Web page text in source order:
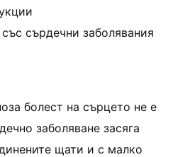
сърдечни заболявания
болест на сърцето не е
заболяване засяга
щати и с малко